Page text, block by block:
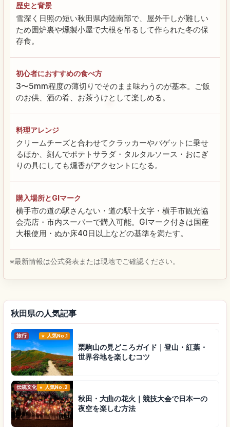
歴史と背景
雪深く日照の短い秋田県内陸南部で、屋外干しが難しい
ため囲炉裏や燻製小屋で大根を吊るして作られた冬の保
存食。
初心者におすすめの食べ方
3〜5mm程度の薄切りでそのまま味わうのが基本。ご飯
のお供、酒の肴、お茶うけとして楽しめる。
料理アレンジ
クリームチーズと合わせてクラッカーやバゲットに乗せ
るほか、刻んでポテトサラダ・タルタルソース・おにぎ
りの具にしても燻香がアクセントになる。
購入場所とGIマーク
横手市の道の駅さんない・道の駅十文字・横手市観光協
会売店・市内スーパーで購入可能。GIマーク付きは国産
大根使用・ぬか床40日以上などの基準を満たす。
※最新情報は公式発表または現地でご確認ください。
秋田県の人気記事
旅行 人気No.1
栗駒山の見どころガイド｜登山・紅葉・
世界谷地を楽しむコツ
伝統文化 人気No.2
秋田・大曲の花火｜競技大会で日本一の
夜空を楽しむ方法